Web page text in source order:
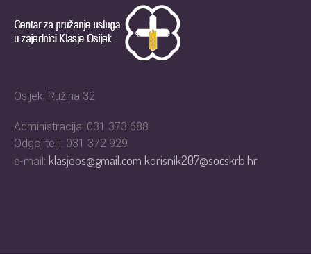
Osijek, Ružina 32
Administracija: 031 373 688
Odgojitelji: 031 372 929
e-mail: klasjeos@gmail.comkorisnik207@socskrb.hr